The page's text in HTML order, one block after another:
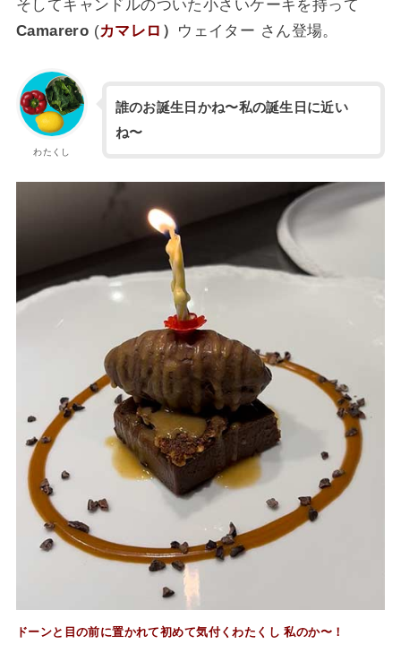
そしてキャンドルのついた小さいケーキを持って
Camarero (カマレロ ） ウェイター さん登場。
わたくし
誰のお誕生日かね〜私の誕生日に近い
ね〜
ドーンと目の前に置かれて初めて気付くわたくし 私のか〜！